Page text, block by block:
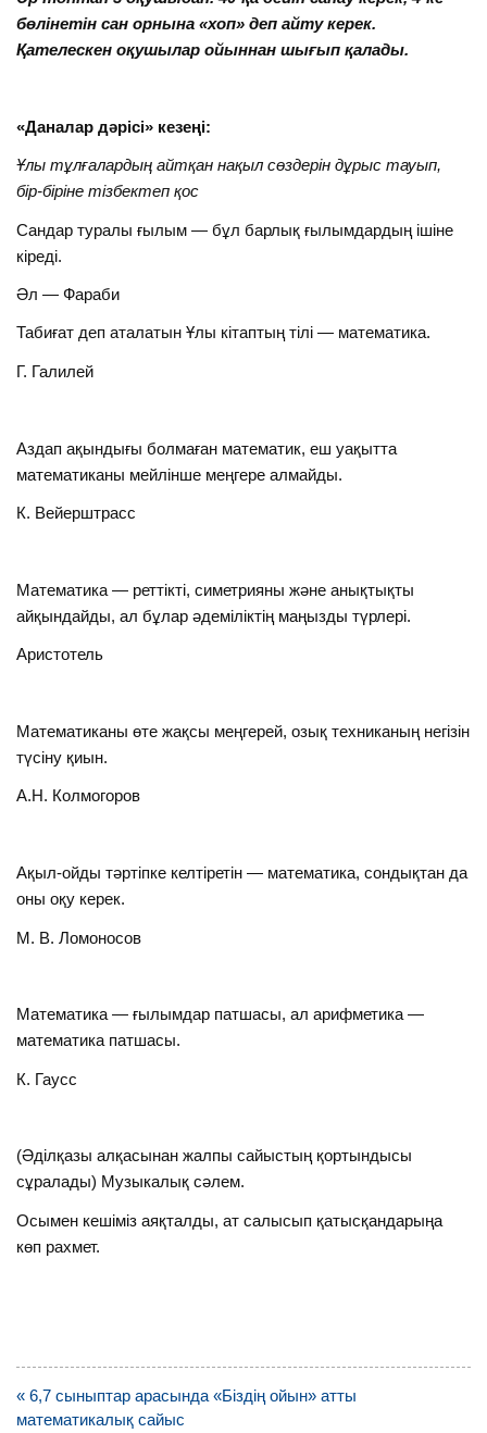
бөлінетін сан орнына «хоп» деп айту керек.
Қателескен оқушылар ойыннан шығып қалады.
«Даналар дәрісі» кезеңі:
Ұлы тұлғалардың айтқан нақыл сөздерін дұрыс тауып,
бір-біріне тізбектеп қос
Сандар туралы ғылым — бұл барлық ғылымдардың ішіне
кіреді.
Әл — Фараби
Табиғат деп аталатын Ұлы кітаптың тілі — математика.
Г. Галилей
Аздап ақындығы болмаған математик, еш уақытта
математиканы мейлінше меңгере алмайды.
К. Вейерштрасс
Математика — реттікті, симетрияны және анықтықты
айқындайды, ал бұлар әдеміліктің маңызды түрлері.
Аристотель
Математиканы өте жақсы меңгерей, озық техниканың негізін
түсіну қиын.
А.Н. Колмогоров
Ақыл-ойды тәртіпке келтіретін — математика, сондықтан да
оны оқу керек.
М. В. Ломоносов
Математика — ғылымдар патшасы, ал арифметика —
математика патшасы.
К. Гаусс
(Әділқазы алқасынан жалпы сайыстың қортындысы
сұралады) Музыкалық сәлем.
Осымен кешіміз аяқталды, ат салысып қатысқандарыңа
көп рахмет.
Навигация
по
« 6,7 сыныптар арасында «Біздің ойын» атты
математикалық сайыс